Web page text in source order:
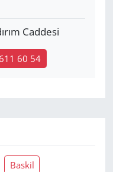
Caddesi
60 54
Baskil